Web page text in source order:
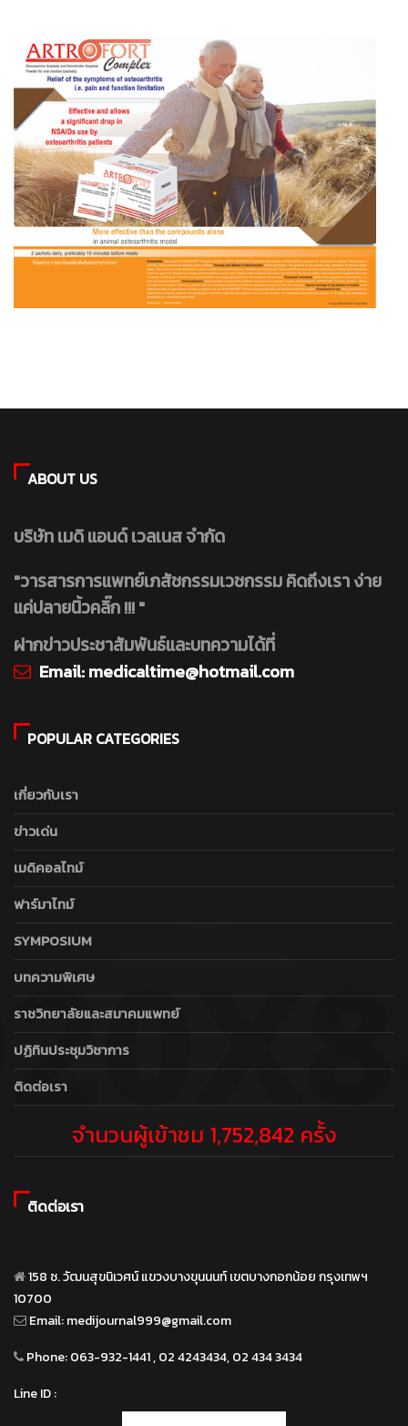
ABOUT US
บริษัท เมดิ แอนด์ เวลเนส จำกัด
"วารสารการแพทย์เภสัชกรรมเวชกรรม คิดถึงเรา ง่าย
แค่ปลายนิ้วคลิ๊ก !!! "
ฝากข่าวประชาสัมพันธ์และบทความได้ที่
Email:medicaltime@hotmail.com
POPULAR CATEGORIES
เกี่ยวกับเรา
ข่าวเด่น
เมดิคอลไทม์
ฟาร์มาไทม์
SYMPOSIUM
บทความพิเศษ
ราชวิทยาลัยและสมาคมแพทย์
ปฏิทินประชุมวิชาการ
ติดต่อเรา
จำนวนผู้เข้าชม 1,752,842 ครั้ง
ติดต่อเรา
158 ซ. วัฒนสุขนิเวศน์ แขวงบางขุนนนท์ เขตบางกอกน้อย กรุงเทพฯ
10700
Email:medijournal999@gmail.com
Phone:063-932-1441 , 02 4243434, 02 434 3434
Line ID :